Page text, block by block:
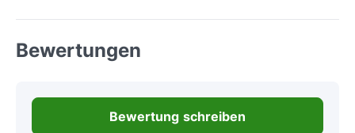
Bewertungen
Bewertung schreiben